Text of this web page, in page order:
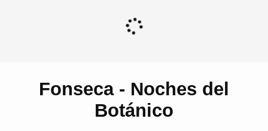
Fonseca - Noches del
Botánico